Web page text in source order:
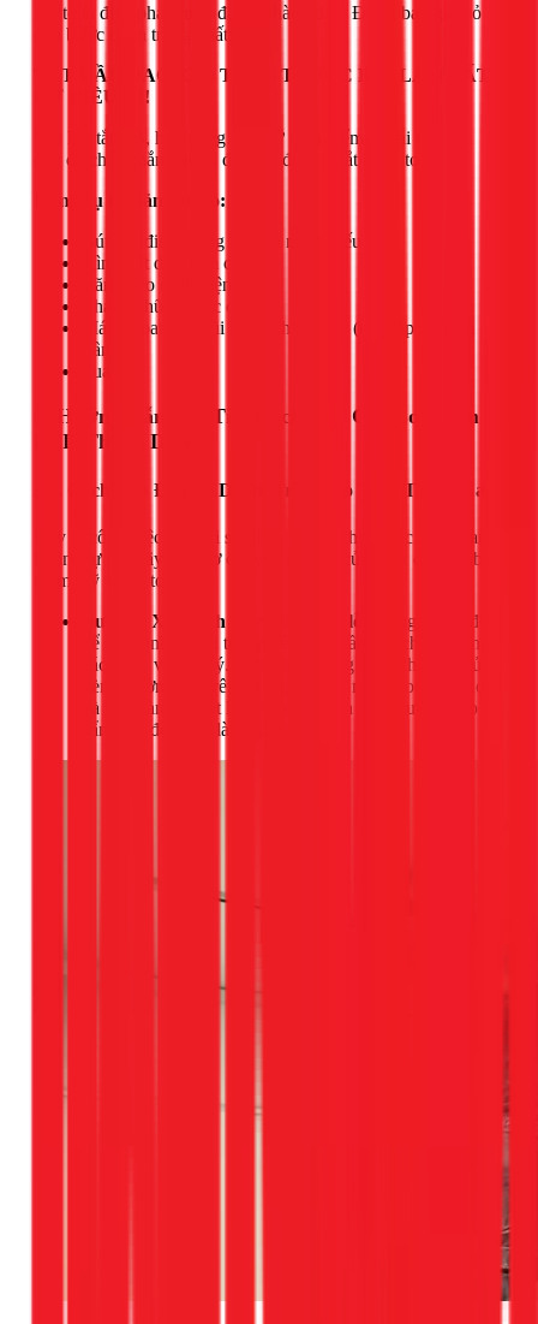
An toàn điện phải được đặt lên hàng đầu. Đừng bao giờ bỏ
qua bước quan trọng nhất:
TẮT CẦU DAO (CB) TỔNG TRƯỚC KHI LÀM BẤT
CỨ ĐIỀU GÌ!
Sau khi tắt CB, hãy dùng bút thử điện kiểm tra lại các đầu
dây để chắc chắn nguồn điện đã được ngắt hoàn toàn.
Dụng cụ cơ bản cần có:
Bút thử điện, đồng hồ vạn năng (nếu có).
Kìm tuốt dây, kìm cắt.
Băng keo cách điện.
Thang chữ A chắc chắn.
Máy khoan và mũi khoét thạch cao (nếu lắp đèn âm
trần).
Tua vít.
3. Hướng Dẫn Chi Tiết Cách Lắp Các Loại Đèn
LED Thông Dụng
3.1. Cách Lắp Đèn LED Âm Trần Cho Trần Thạch Cao
Đây là công việc đòi hỏi sự khéo léo và chính xác. Nếu bạn
không tự tin, hãy gọi thợ chuyên nghiệp của 1Fix để đảm bảo
thẩm mỹ và an toàn.
Bước 1: Xác định vị trí và khoét lỗ:
Dùng thước đo
để xác định các vị trí lắp đèn trên trần sao cho khoảng
cách đều và hợp lý. Dựa vào đường kính khoét lỗ của
đèn (thường ghi trên vỏ hộp), chọn mũi khoét phù hợp
và tiến hành khoét lỗ trên trần thạch cao. Lưu ý thao tác
cẩn thận để tránh làm vỡ, nứt trần.